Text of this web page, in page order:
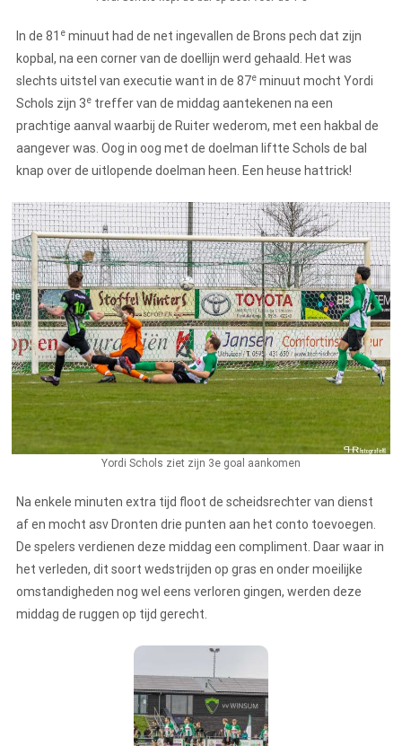
In de 81 e minuut had de net ingevallen de Brons pech dat zijn
kopbal, na een corner van de doellijn werd gehaald. Het was
slechts uitstel van executie want in de 87e minuut mocht Yordi
Schols zijn 3e treffer van de middag aantekenen na een
prachtige aanval waarbij de Ruiter wederom, met een hakbal de
aangever was. Oog in oog met de doelman liftte Schols de bal
knap over de uitlopende doelman heen. Een heuse hattrick!
Yordi Schols ziet zijn 3e goal aankomen
Na enkele minuten extra tijd floot de scheidsrechter van dienst
af en mocht asv Dronten drie punten aan het conto toevoegen.
De spelers verdienen deze middag een compliment. Daar waar in
het verleden, dit soort wedstrijden op gras en onder moeilijke
omstandigheden nog wel eens verloren gingen, werden deze
middag de ruggen op tijd gerecht.